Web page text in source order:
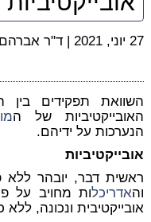
27 יוני, 2021 | ד"ר
השוואת תפקידים בין
האובייקטיביות של ה
הנערכות על ידיהם.
אובייקטיביות
ראשית דבר, יובהר ללא
והאדריכלות מחויב על
אובייקטיבית ונכונה,